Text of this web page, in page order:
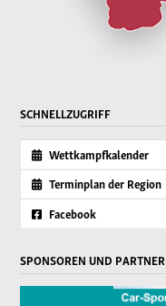
SCHNELLZUGRIFF
Wettkampfkalender
Terminplan der Region
Facebook
SPONSOREN UND PARTNER